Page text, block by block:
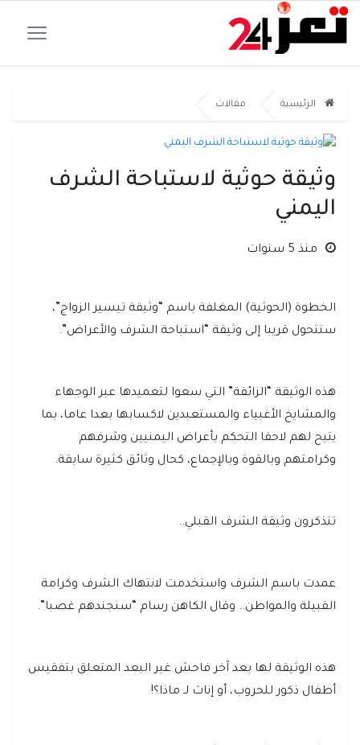
الرئيسية مقالات
وثيقة حوثية لاستباحة الشرف
اليمني
منذ 5 سنوات
الخطوة (الحوثية) المغلفة باسم “وثيقة تيسير الزواج”،
ستتحول قريبا إلى وثيقة “استباحة الشرف والأعراض”.
هذه الوثيقة “الزائفة” التي سعوا لتعميدها عبر الوجهاء
والمشايخ الأغبياء والمستعبدين لاكسابها بعدا عاما، بما
يتيح لهم لاحقا التحكم بأعراض اليمنيين وشرفهم
وكرامتهم وبالقوة وبالإجماع، كحال وثائق كثيرة سابقة.
تتذكرون وثيقة الشرف القبلي..
عمدت باسم الشرف واستخدمت لانتهاك الشرف وكرامة
القبيلة والمواطن.. وقال الكاهن رسام “سنجندهم غصبا”.
هذه الوثيقة لها بعد آخر فاحش غير البعد المتعلق بتفقيس
أطفال ذكور للحروب، أو إناث لـ ماذا؟!